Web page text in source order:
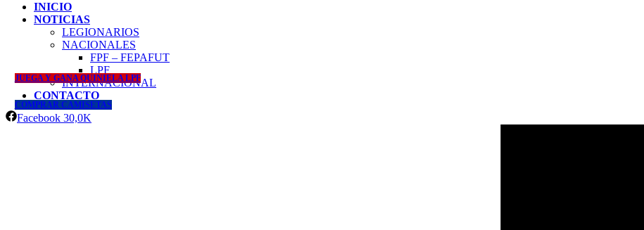
INICIO
NOTICIAS
LEGIONARIOS
NACIONALES
FPF – FEPAFUT
LPF
INTERNACIONAL
CONTACTO
JUEGA Y GANA QUINIELA LPF
COMPRAR CAMISETAS
Facebook 30,0K